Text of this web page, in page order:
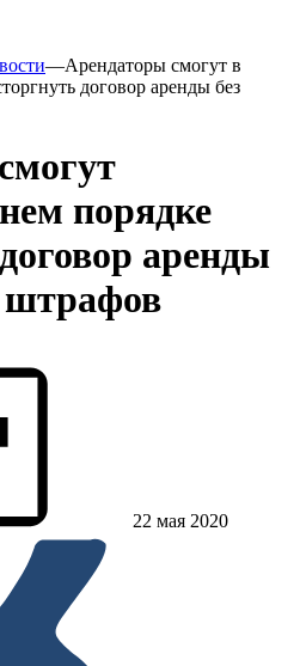
—Арендаторы смогут в
договор аренды без
порядке
аренды
штрафов
22 мая 2020